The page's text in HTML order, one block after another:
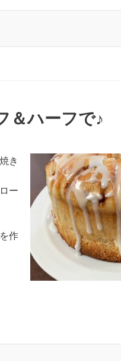
＆ハーフで♪
き
ー
作